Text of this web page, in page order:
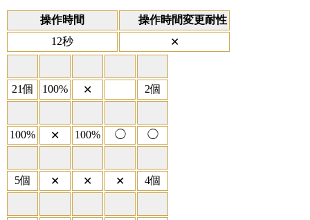
操作時間
操作時間変更耐性
12秒
✕
21個 100% ✕ 2個
100% ✕ 100% ◯ ◯
5個 ✕ ✕ ✕ 4個